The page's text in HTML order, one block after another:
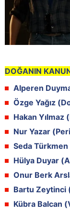
DOĞANIN
Alperen
Özge Yağız
Hakan Yılmaz
Nur Yazar
Seda
Hülya Duyar
Onur Berk
Bartu Zeytinci
Kübra Balcan